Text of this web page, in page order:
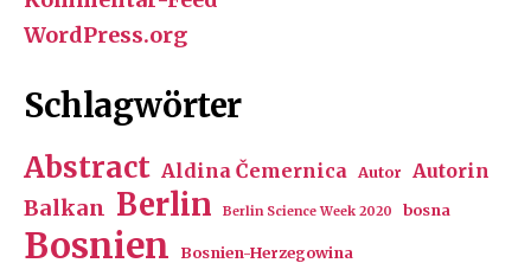
WordPress.org
Schlagwörter
Abstract Aldina Čemernica Autor Autorin
Balkan Berlin Berlin Science Week 2020 bosna
Bosnien Bosnien-Herzegowina